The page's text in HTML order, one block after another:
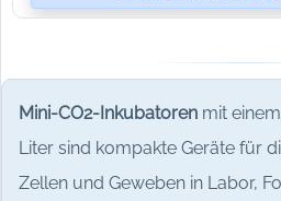
Mini-CO2-Inkubatoren mit
Liter sind kompakte Geräte für
Zellen und Geweben in Labor,